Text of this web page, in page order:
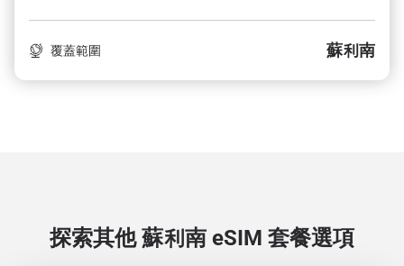
覆蓋範圍 蘇利南
探索其他 蘇利南 eSIM 套餐選項